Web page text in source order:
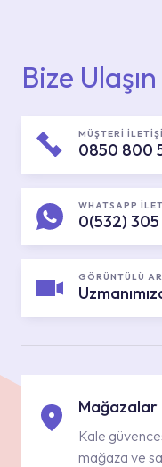
Bize Ulaşın
MÜŞTERİ
0850 800
WHATSAPP
0(532) 305
GÖRÜNTÜLÜ
Mağazalar
Kale
mağaza ve